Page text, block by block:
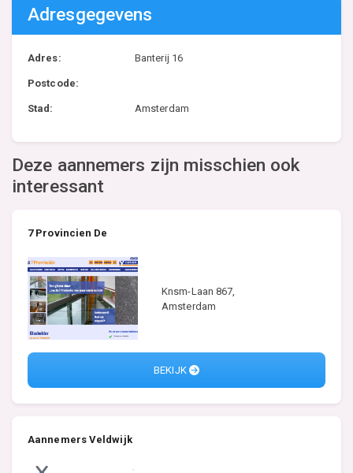
Adresgegevens
Adres: Banterij 16
Postcode:
Stad: Amsterdam
Deze aannemers zijn misschien ook
interessant
7 Provincien De
Knsm-Laan 867,
Amsterdam
BEKIJK
Aannemers Veldwijk